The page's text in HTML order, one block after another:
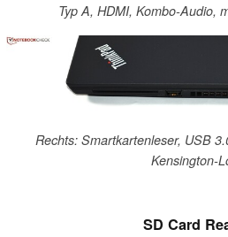
Typ A, HDMI, Kombo-Audio,
Rechts: Smartkartenleser, USB
Kensington-
SD Card